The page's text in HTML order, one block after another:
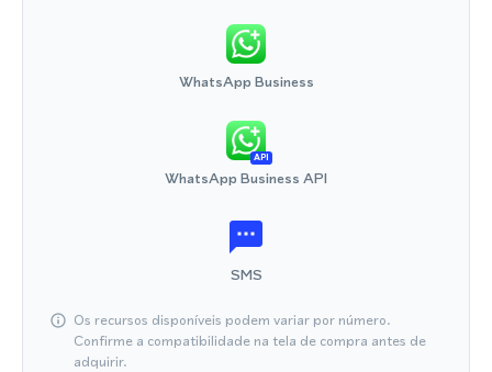
WhatsApp Business
API
WhatsApp Business API
SMS
Os recursos disponíveis podem variar por número.
Confirme a compatibilidade na tela de compra antes de
adquirir.